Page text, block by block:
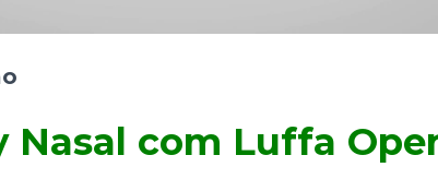
Nasal com Luffa